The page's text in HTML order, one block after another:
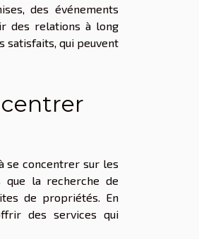
des événements
des relations à long
satisfaits, qui peuvent
se concentrer sur les
que la recherche de
de propriétés. En
des services qui